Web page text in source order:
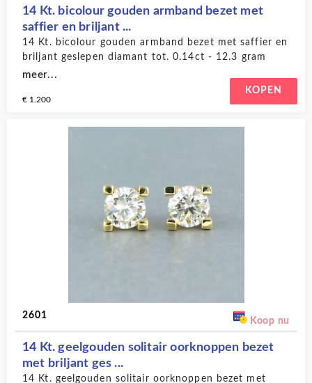
14 Kt. bicolour gouden armband bezet met
saffier en briljant ...
14 Kt. bicolour gouden armband bezet met saffier en
briljant geslepen diamant tot. 0.14ct - 12.3 gram
meer...
€ 1.200
KOPEN
2601
Koop nu
14 Kt. geelgouden solitair oorknoppen bezet
met briljant ges ...
14 Kt. geelgouden solitair oorknoppen bezet met